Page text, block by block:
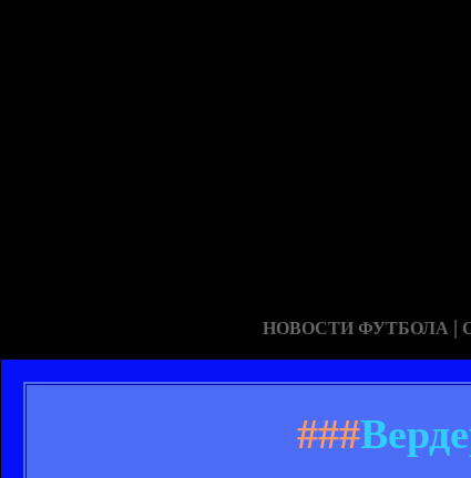
НОВОСТИ ФУТБОЛА |
###